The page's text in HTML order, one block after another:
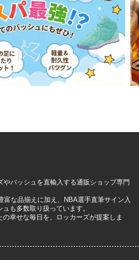
やバッシュを直輸入する通販ショップ専門
富な品揃えに加え、NBA選手直筆サイン入
も多数取り扱っています。
幸せな毎日を、ロッカーズが提案しま